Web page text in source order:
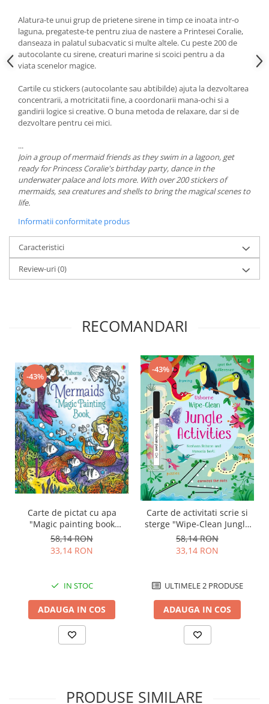
Alatura-te unui grup de prietene sirene in timp ce inoata intr-o
laguna, pregateste-te pentru ziua de nastere a Printesei Coralie,
danseaza in palatul subacvatic si multe altele. Cu peste 200 de
autocolante cu sirene, creaturi marine si scoici pentru a da
viata scenelor magice.
Cartile cu stickers (autocolante sau abtibilde) ajuta la dezvoltarea
concentrarii, a motricitatii fine, a coordonarii mana-ochi si a
gandirii logice si creative. O buna metoda de relaxare, dar si de
dezvoltare pentru cei mici.
...
Join a group of mermaid friends as they swim in a lagoon, get
ready for Princess Coralie's birthday party, dance in the
underwater palace and lots more. With over 200 stickers of
mermaids, sea creatures and shells to bring the magical scenes to
life.
Informatii conformitate produs
Caracteristici
Review-uri(0)
RECOMANDARI
-43%
Carte de pictat cu apa
"Magic painting book
Mermaids", Usborne
58,14 RON
33,14 RON
IN STOC
ADAUGA IN COS
-43%
Carte de activitati scrie si
sterge "Wipe-Clean Jungle
Activities", reutilizabila,
Usborne
58,14 RON
33,14 RON
ULTIMELE 2 PRODUSE
ADAUGA IN COS
PRODUSE SIMILARE